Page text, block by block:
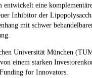
eine
Inhibitor der
mit schwer
Universität München
einem starken
for Innovators.